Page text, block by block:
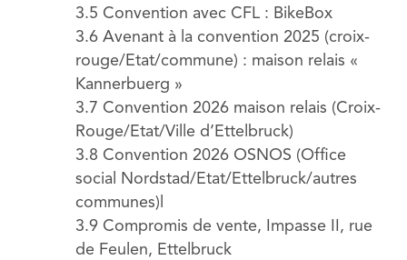
3.5 Convention avec CFL : BikeBox
3.6 Avenant à la convention 2025 (croix-
rouge/Etat/commune) : maison relais «
Kannerbuerg »
3.7 Convention 2026 maison relais (Croix-
Rouge/Etat/Ville d’Ettelbruck)
3.8 Convention 2026 OSNOS (Office
social Nordstad/Etat/Ettelbruck/autres
communes)l
3.9 Compromis de vente, Impasse II, rue
de Feulen, Ettelbruck